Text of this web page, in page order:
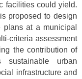
facilities could yield.
proposed to design
plans at a municipal
criteria assessment
the contribution of
urban
infrastructure and